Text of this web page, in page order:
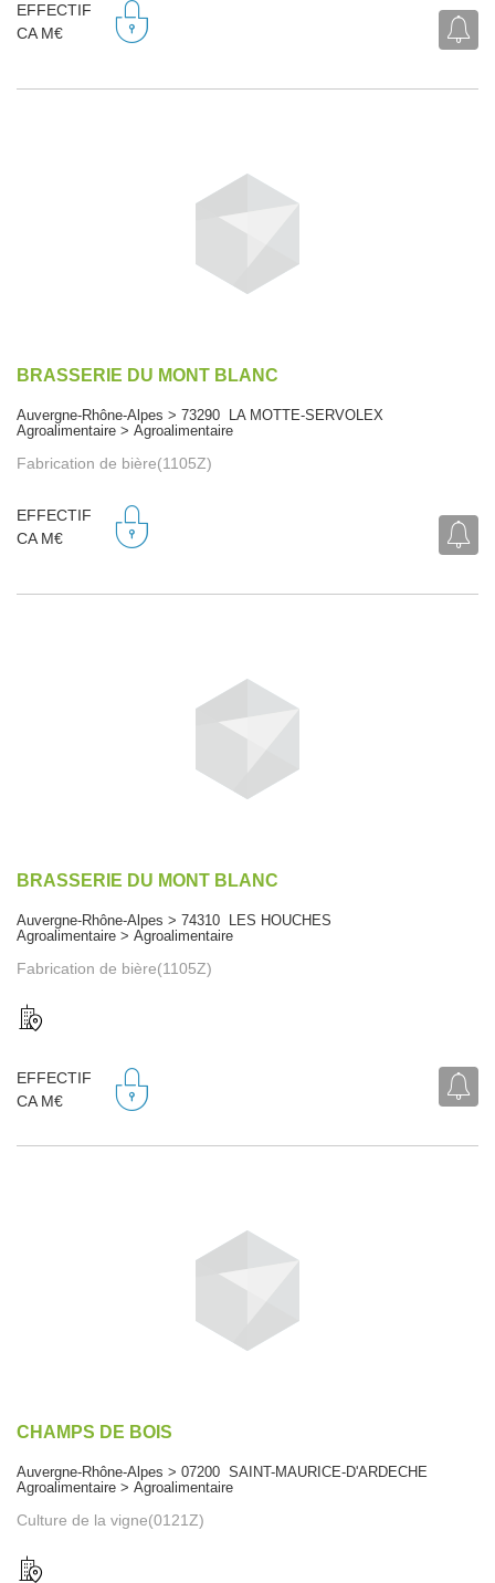
EFFECTIF
CA M€
BRASSERIE DU MONT BLANC
Auvergne-Rhône-Alpes > 73290 LA MOTTE-SERVOLEX
Agroalimentaire > Agroalimentaire
Fabrication de bière(1105Z)
EFFECTIF
CA M€
BRASSERIE DU MONT BLANC
Auvergne-Rhône-Alpes > 74310 LES HOUCHES
Agroalimentaire > Agroalimentaire
Fabrication de bière(1105Z)
EFFECTIF
CA M€
CHAMPS DE BOIS
Auvergne-Rhône-Alpes > 07200 SAINT-MAURICE-D'ARDECHE
Agroalimentaire > Agroalimentaire
Culture de la vigne(0121Z)